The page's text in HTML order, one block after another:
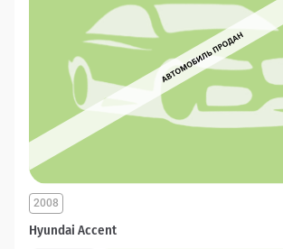
Hyundai Accent
2008